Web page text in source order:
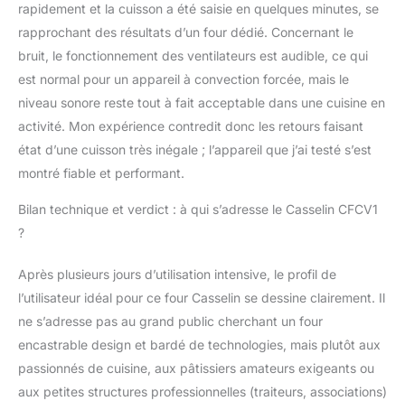
rapidement et la cuisson a été saisie en quelques minutes, se
rapprochant des résultats d’un four dédié. Concernant le
bruit, le fonctionnement des ventilateurs est audible, ce qui
est normal pour un appareil à convection forcée, mais le
niveau sonore reste tout à fait acceptable dans une cuisine en
activité. Mon expérience contredit donc les retours faisant
état d’une cuisson très inégale ; l’appareil que j’ai testé s’est
montré fiable et performant.
Bilan technique et verdict : à qui s’adresse le Casselin CFCV1
?
Après plusieurs jours d’utilisation intensive, le profil de
l’utilisateur idéal pour ce four Casselin se dessine clairement. Il
ne s’adresse pas au grand public cherchant un four
encastrable design et bardé de technologies, mais plutôt aux
passionnés de cuisine, aux pâtissiers amateurs exigeants ou
aux petites structures professionnelles (traiteurs, associations)